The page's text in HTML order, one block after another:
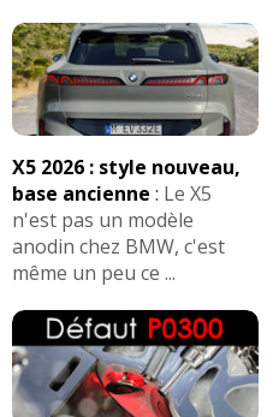
X5 2026 : style nouveau,
base ancienne : Le X5
n'est pas un modèle
anodin chez BMW, c'est
même un peu ce ...